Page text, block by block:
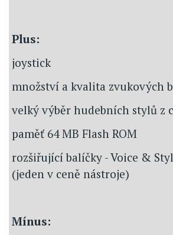
Plus:
joystick
množství a kvalita zvukových
velký výběr hudebních stylů z
paměť 64 MB Flash ROM
rozšiřující balíčky - Voice &
(jeden v ceně nástroje)
Mínus: